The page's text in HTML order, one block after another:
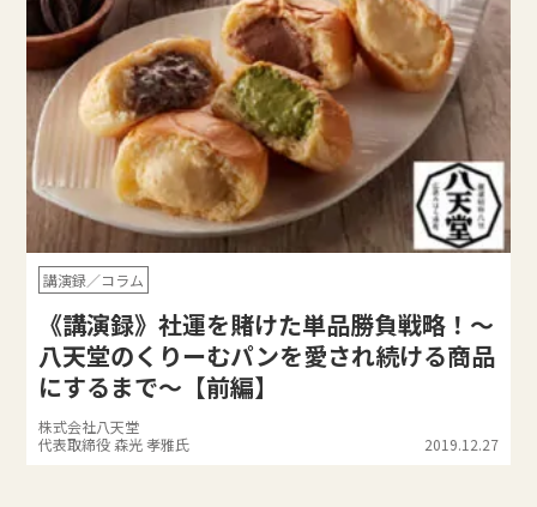
講演録／コラム
《講演録》社運を賭けた単品勝負戦略！〜
八天堂のくりーむパンを愛され続ける商品
にするまで〜【前編】
株式会社八天堂
代表取締役 森光 孝雅氏
2019.12.27